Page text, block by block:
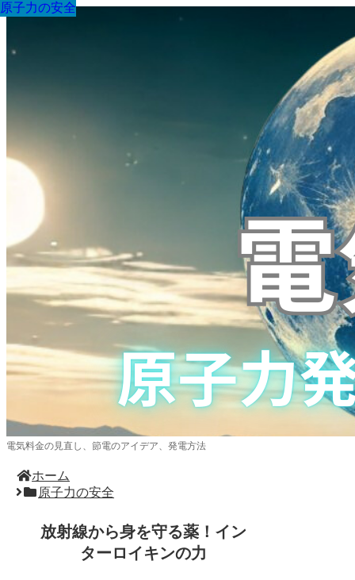
電気料金の見直し、節電のアイデア、発電方法
ホーム
原子力の安全
放射線から身を守る薬！イン
ターロイキンの力
原子力の安全
原子力の安全
原子力の安全
原子力の安全
原子力の安全
原子力の安全
原子力の安全
原子力の安全
原子力の安全